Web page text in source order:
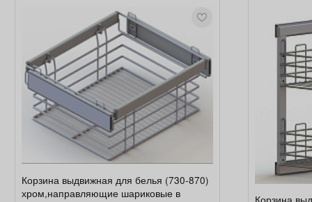
Корзина выдвижная для белья (730-870)
хром,направляющие шариковые в